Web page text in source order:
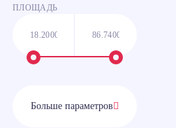
ПЛОЩАДЬ
Больше параметров